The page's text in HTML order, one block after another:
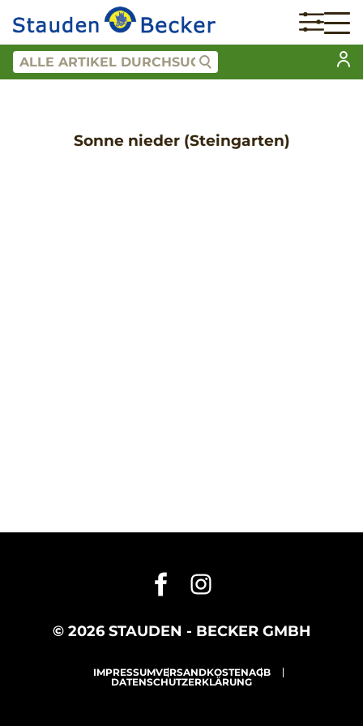
Sonne nieder (Steingarten)
© 2026 STAUDEN - BECKER GMBH
IMPRESSUMVERSANDKOSTENAGB
DATENSCHUTZERKLÄRUNG